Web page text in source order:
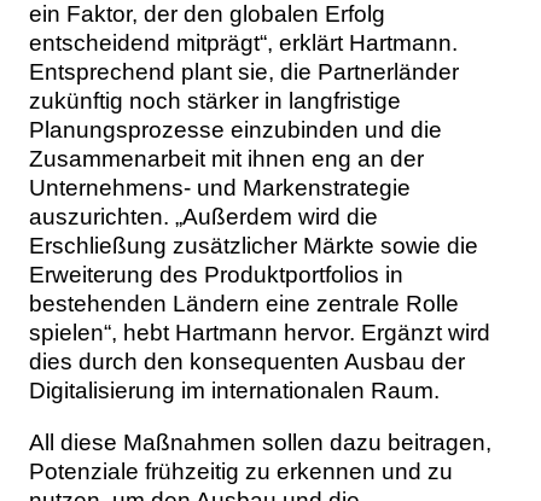
ein Faktor, der den globalen Erfolg
entscheidend mitprägt“, erklärt Hartmann.
Entsprechend plant sie, die Partnerländer
zukünftig noch stärker in langfristige
Planungsprozesse einzubinden und die
Zusammenarbeit mit ihnen eng an der
Unternehmens- und Markenstrategie
auszurichten. „Außerdem wird die
Erschließung zusätzlicher Märkte sowie die
Erweiterung des Produktportfolios in
bestehenden Ländern eine zentrale Rolle
spielen“, hebt Hartmann hervor. Ergänzt wird
dies durch den konsequenten Ausbau der
Digitalisierung im internationalen Raum.
All diese Maßnahmen sollen dazu beitragen,
Potenziale frühzeitig zu erkennen und zu